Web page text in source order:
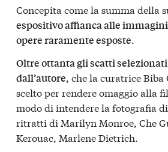
Concepita come la summa della
espositivo affianca alle
opere raramente esposte.
Oltre ottanta gli scatti
dall’autore, che la curatrice Biba
scelto per rendere omaggio alla
modo di intendere la fotografia
ritratti di Marilyn Monroe, Che
Kerouac, Marlene Dietrich.